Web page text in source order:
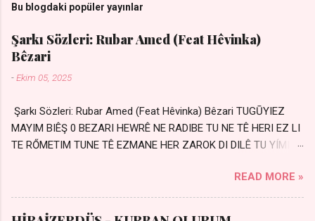
Bu blogdaki popüler yayınlar
Şarkı Sözleri: Rubar Amed (Feat Hêvinka)
Bêzari
-Ekim 05, 2025
Şarkı Sözleri: Rubar Amed (Feat Hêvinka) Bêzari TUGŪYIEZ
MAYIM BIÊŞ 0 BEZARI HEWRÊ NE RADIBE TU NE TÊ HERI EZ LI
TE RŐMETIM TUNE TÊ EZMANE HER ZAROK DI DILÊ TU YÍMIN
Silinmis yarıda. Hasretin yel gibi Eser yar içimden Bir kıza sevdalı
Yaralı adamım. Sensizlik bir hançer Geceler susmuyor Yaralı
kalbimde Bir sızı durmuyor Tu yi bihare min Ez ji payizim Li
READ MORE »